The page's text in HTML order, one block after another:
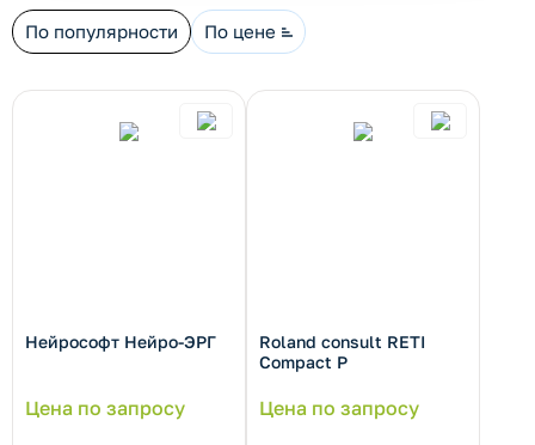
развернуть категорию
развернуть категорию
По популярности По цене
Нейрософт Нейро-ЭРГ
Цена по запросу
Roland consult RETI
Compact P
Цена по запросу